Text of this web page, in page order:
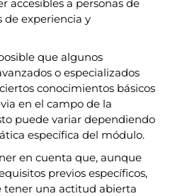
accesibles a personas de
de experiencia y
que algunos
o especializados
conocimientos básicos
en el campo de la
puede variar dependiendo
específica del módulo.
en cuenta que, aunque
previos específicos,
tener una actitud abierta